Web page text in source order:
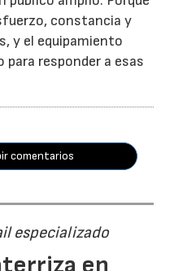
constancia y
y el equipamiento
para responder a esas
comentarios
especializado